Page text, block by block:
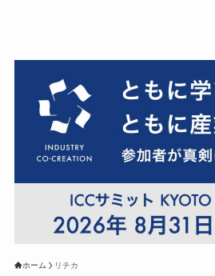
ホーム リチカ